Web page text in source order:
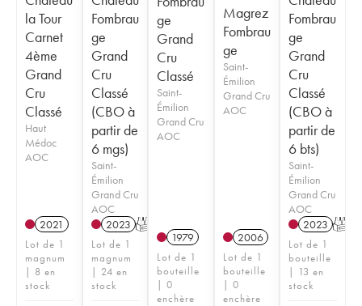
la Tour
Carnet
4ème
Grand
Cru
Classé
Haut
Médoc
AOC
2021
Lot de 1
magnum
| 8 en
stock
Fombrau
ge
Grand
Cru
Classé
(CBO à
partir de
6 mgs)
Saint-
Émilion
Grand Cru
AOC
2023 T
Lot de 1
magnum
| 24 en
stock
ge
Grand
Cru
Classé
Saint-
Émilion
Grand Cru
AOC
1979
Lot de 1
bouteille
| 0
enchère
Magrez
Fombrau
ge
Saint-
Émilion
Grand Cru
AOC
2006
Lot de 1
bouteille
| 0
enchère
Fombrau
ge
Grand
Cru
Classé
(CBO à
partir de
6 bts)
Saint-
Émilion
Grand Cru
AOC
2023 T
Lot de 1
bouteille
| 13 en
stock